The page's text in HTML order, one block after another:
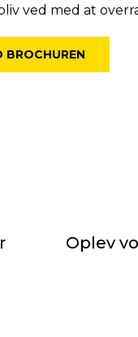
ved med at
Oplev